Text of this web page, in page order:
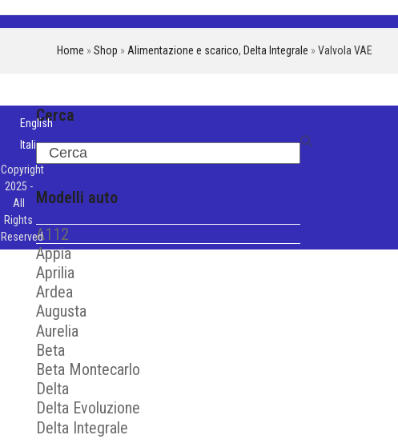
Home » Shop » Alimentazione e scarico, Delta Integrale » Valvola VAE
Cerca
Search
Modelli auto
A112
Appia
Aprilia
Ardea
Augusta
Aurelia
Beta
Beta Montecarlo
Delta
Delta Evoluzione
Delta Integrale
English
Italiano
Copyright
2025 -
All
Rights
Reserved